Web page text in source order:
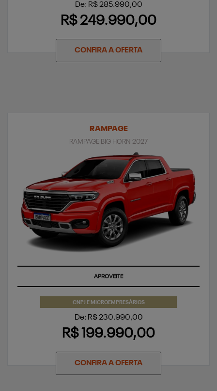
De: R$ 285.990,00
R$ 249.990,00
CONFIRA A OFERTA
RAMPAGE
RAMPAGE BIG HORN 2027
TAXA ZERO
CNPJ E MICROEMPRESÁRIOS
De: R$ 230.990,00
R$ 199.990,00
CONFIRA A OFERTA